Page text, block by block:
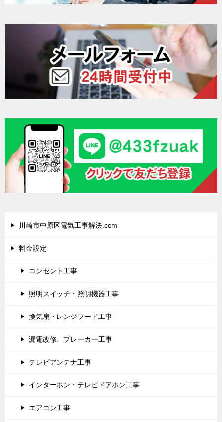
川崎市中原区電気工事解決.com
料金設定
コンセント工事
照明スイッチ・照明機器工事
換気扇・レンジフード工事
漏電改修、ブレーカー工事
テレビアンテナ工事
インターホン・テレビドアホン工事
エアコン工事